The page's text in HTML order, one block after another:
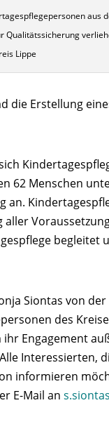
aus
Qualitätssicherung
Lippe
die Erstellung
62 Menschen
an.
begleitet
Siontas von
des
Engagement
Interessierten,
informieren
E-Mail an